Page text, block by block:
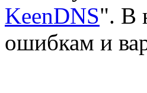
KeenDNS". В
ошибкам и